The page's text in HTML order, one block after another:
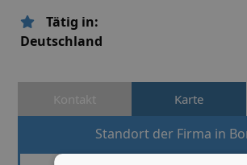
Tätig in:
Deutschland
Kontakt Karte
Standort der Firma in